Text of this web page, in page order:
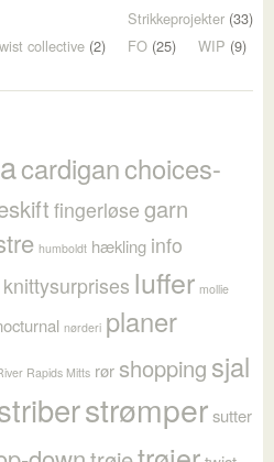
collective (2)
Strikkeprojekter (33)
FO (25) WIP (9)
cardiganchoices-
fingerløse garn
humboldt hækling info
knittysurprises luffer mollie
nørderi planer
Rapids Mitts rør shopping sjal
strømper sutter